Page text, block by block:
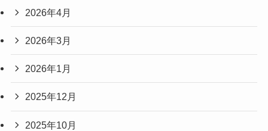
2026年4月
2026年3月
2026年1月
2025年12月
2025年10月